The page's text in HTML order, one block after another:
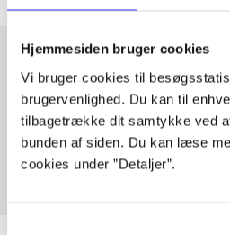
Hjemmesiden bruger cookies
Vi bruger cookies til
brugervenlighed. Du kan til
tilbagetrække dit samtykke ved
bunden af siden. Du kan læse
cookies under ”Detaljer”.
Artikler med samme
Fra